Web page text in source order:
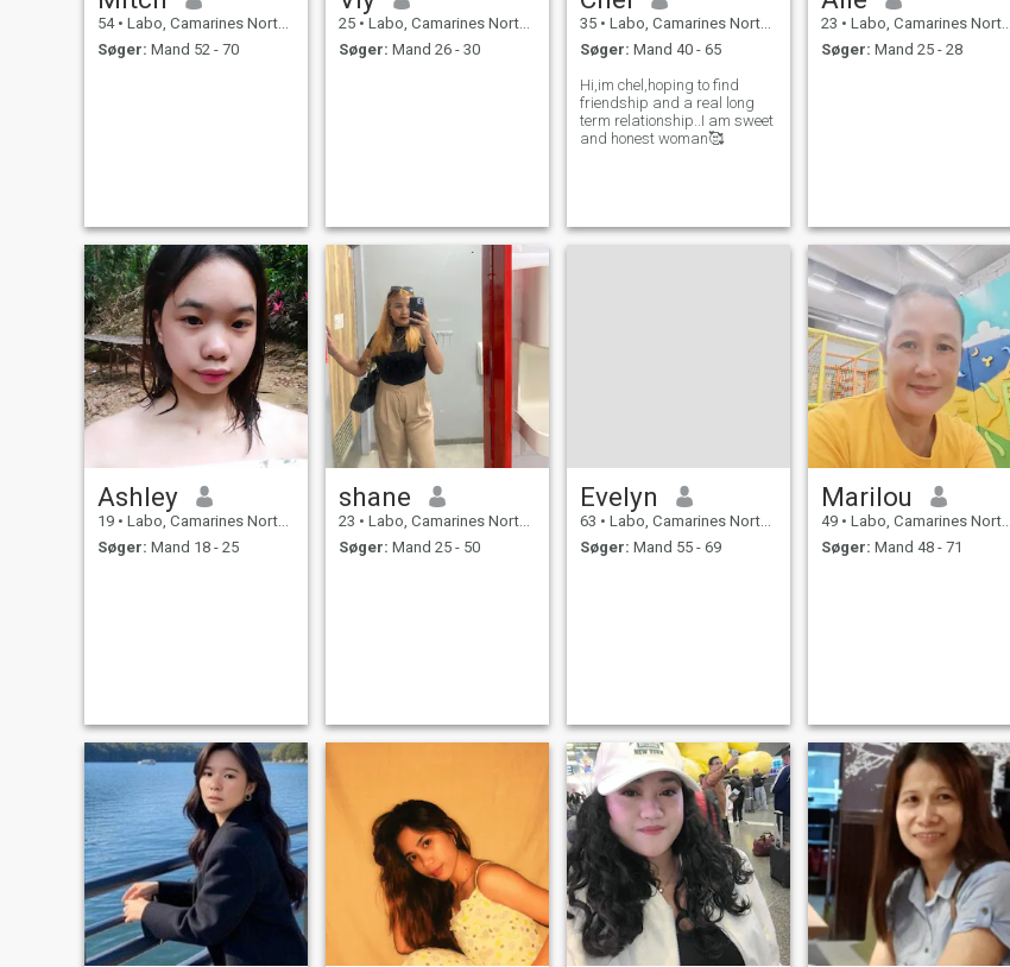
54 • Labo, Camarines Norte, Filippinerne
Søger: Mand 52 - 70
25 • Labo, Camarines Norte, Filippinerne
Søger: Mand 26 - 30
35 • Labo, Camarines Norte, Filippinerne
Søger: Mand 40 - 65
Hi,im chel,hoping to find
friendship and a real long
term relationship..I am sweet
and honest woman🥰
23 • Labo, Camarines Norte, Filippinerne
Søger: Mand 25 - 28
Ashley
19 • Labo, Camarines Norte, Filippinerne
Søger: Mand 18 - 25
shane
23 • Labo, Camarines Norte, Filippinerne
Søger: Mand 25 - 50
Evelyn
63 • Labo, Camarines Norte, Filippinerne
Søger: Mand 55 - 69
Marilou
49 • Labo, Camarines Norte, Filippinerne
Søger: Mand 48 - 71